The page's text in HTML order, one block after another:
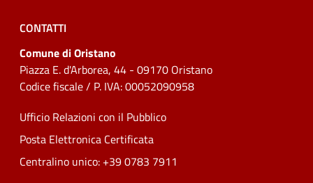
CONTATTI
Comune di Oristano
Piazza E. d'Arborea, 44 - 09170 Oristano
Codice fiscale / P. IVA: 00052090958
Ufficio Relazioni con il Pubblico
Posta Elettronica Certificata
Centralino unico: +39 0783 7911